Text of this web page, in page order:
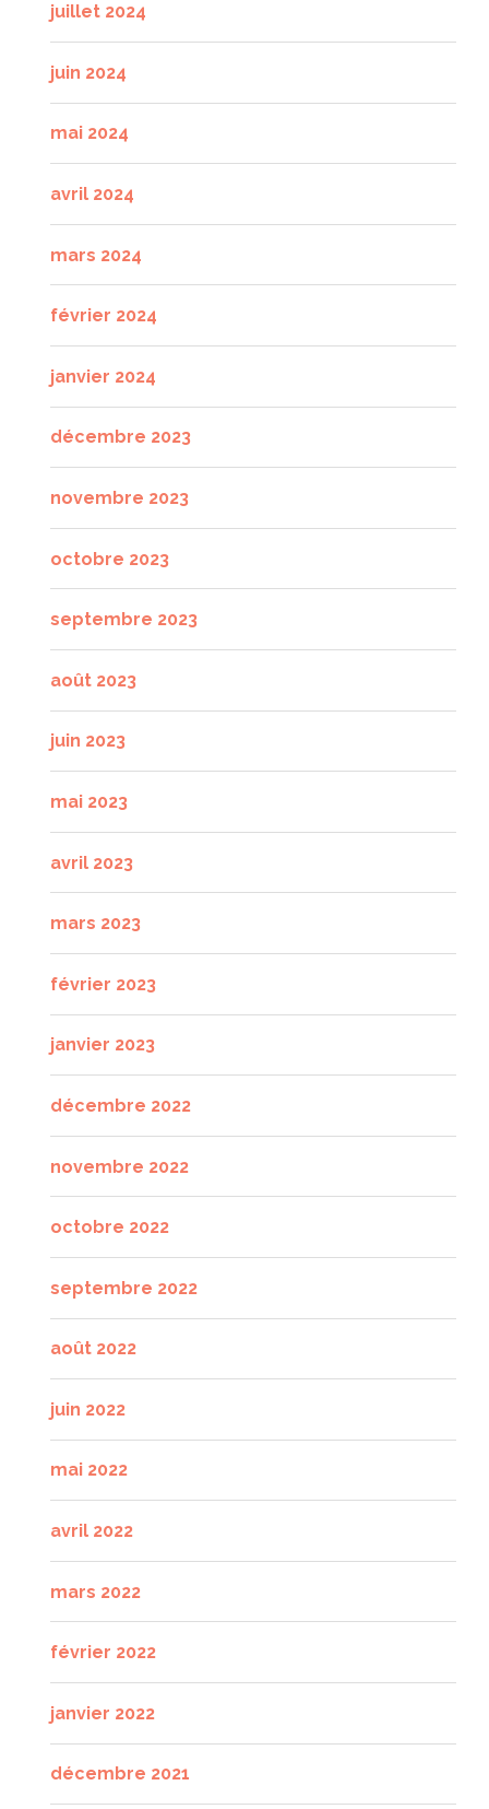
juillet 2024
juin 2024
mai 2024
avril 2024
mars 2024
février 2024
janvier 2024
décembre 2023
novembre 2023
octobre 2023
septembre 2023
août 2023
juin 2023
mai 2023
avril 2023
mars 2023
février 2023
janvier 2023
décembre 2022
novembre 2022
octobre 2022
septembre 2022
août 2022
juin 2022
mai 2022
avril 2022
mars 2022
février 2022
janvier 2022
décembre 2021